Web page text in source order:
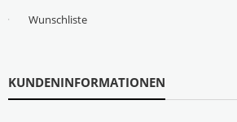
Wunschliste
KUNDENINFORMATIONEN